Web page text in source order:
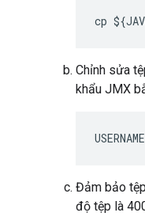
cp
Chỉnh sửa
khẩu JMX
Đảm bảo
độ tệp là